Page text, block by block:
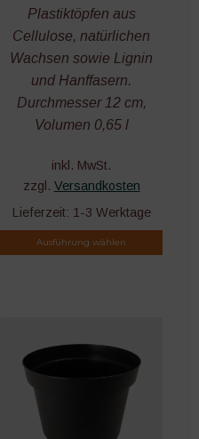
Plastiktöpfen aus
Cellulose, natürlichen
Wachsen sowie Lignin
und Hanffasern.
Durchmesser 12 cm,
Volumen 0,65 l
inkl. MwSt.
zzgl. Versandkosten
Lieferzeit: 1-3 Werktage
Ausführung wählen
Varianten
Optionen